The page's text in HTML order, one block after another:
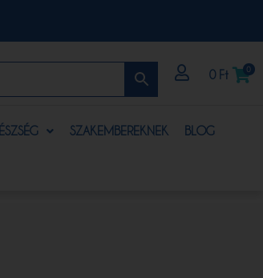
0 Ft 0
SZAKEMBEREKNEK BLOG